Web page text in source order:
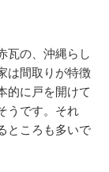
瓦の、沖縄らし
は間取りが特徴
的に戸を開けて
うです。それ
ところも多いで